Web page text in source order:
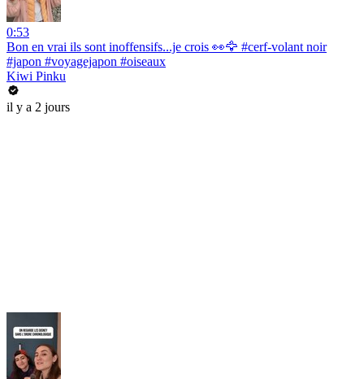
0:53
Bon en vrai ils sont inoffensifs...je crois 👀🦅 #cerf-volant noir
#japon #voyagejapon #oiseaux
Kiwi Pinku
il y a 2 jours